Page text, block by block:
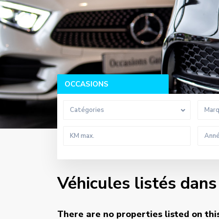
OCCASIONS
Catégories
Véhicules listés
There are no properties listed on